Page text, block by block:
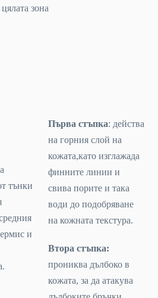
зона
тънки
и
Първа стъпка: действа
на горния слой на
кожата,като изглажада
финните линии и
свива порите и така
води до подобряване
на кожната текстура.
Втора стъпка:
прониква дълбоко в
кожата, за да атакува